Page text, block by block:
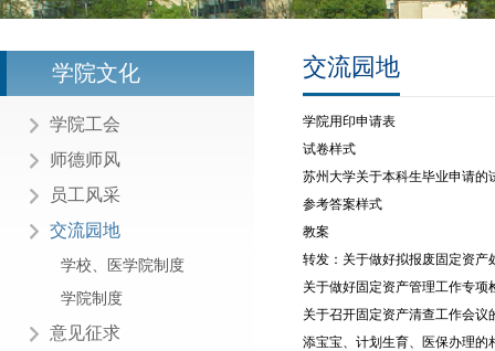
学院文化
学院工会
师德师风
员工风采
交流园地
学校、医学院制度
学院制度
意见征求
交流园地
学院用印申请表
试卷样式
苏州大学关于本科生毕业申请的
参考答案样式
教案
转发：关于做好拟报废固定资产
关于做好固定资产管理工作专项
关于召开固定资产清查工作会议
添宝宝、计划生育、医保办理的